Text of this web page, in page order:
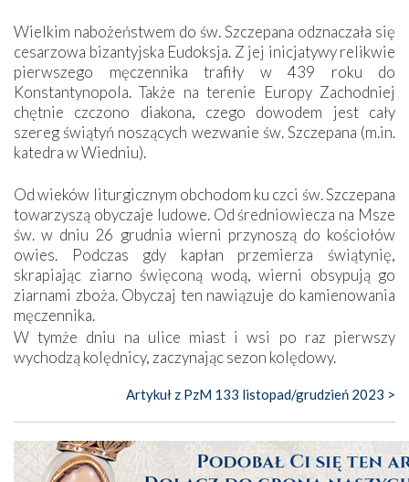
Wielkim nabożeństwem do św. Szczepana odznaczała się
cesarzowa bizantyjska Eudoksja. Z jej inicjatywy relikwie
pierwszego męczennika trafiły w 439 roku do
Konstantynopola. Także na terenie Europy Zachodniej
chętnie czczono diakona, czego dowodem jest cały
szereg świątyń noszących wezwanie św. Szczepana (m.in.
katedra w Wiedniu).
Od wieków liturgicznym obchodom ku czci św. Szczepana
towarzyszą obyczaje ludowe. Od średniowiecza na Msze
św. w dniu 26 grudnia wierni przynoszą do kościołów
owies. Podczas gdy kapłan przemierza świątynię,
skrapiając ziarno święconą wodą, wierni obsypują go
ziarnami zboża. Obyczaj ten nawiązuje do kamienowania
męczennika.
W tymże dniu na ulice miast i wsi po raz pierwszy
wychodzą kolędnicy, zaczynając sezon kolędowy.
Artykuł z PzM 133 listopad/grudzień 2023 >